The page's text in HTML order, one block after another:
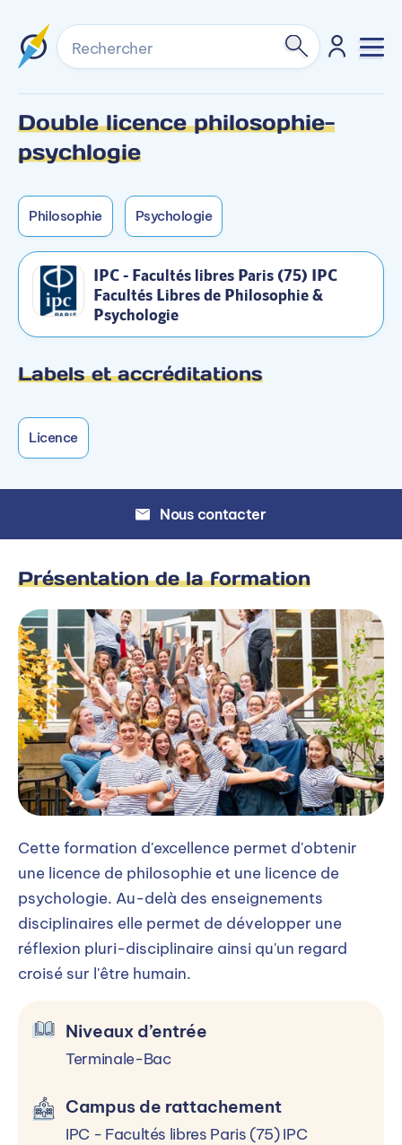
Rechercher
Double licence philosophie-
psychlogie
Philosophie Psychologie
IPC - Facultés libres Paris (75) IPC
Facultés Libres de Philosophie &
Psychologie
Labels et accréditations
Licence
Nous contacter
Présentation de la formation
Cette formation d'excellence permet d'obtenir
une licence de philosophie et une licence de
psychologie. Au-delà des enseignements
disciplinaires elle permet de développer une
réflexion pluri-disciplinaire ainsi qu'un regard
croisé sur l'être humain.
Niveaux d’entrée
Terminale-Bac
Campus de rattachement
IPC - Facultés libres Paris (75) IPC
Formation non dispensée en alternance sur ce
campus.
Formation non dispensée en mixte sur ce
campus.